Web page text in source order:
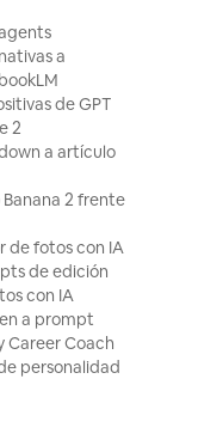
a
de GPT
2
a artículo
Banana 2 frente
de fotos con IA
de edición
con IA
a prompt
Career Coach
personalidad